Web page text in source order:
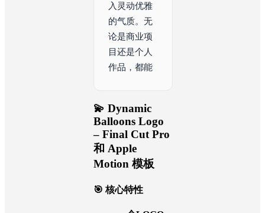
入灵动优雅
的气质。无
论是商业项
目还是个人
作品，都能
找到专属的
视觉语
💫 Dynamic
Balloons Logo
– Final Cut Pro
和 Apple